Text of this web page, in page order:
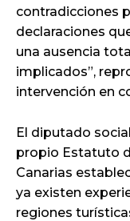
contradicciones
declaraciones
una ausencia
implicados”,
intervención en
El diputado
propio Estatuto
Canarias
ya existen
regiones